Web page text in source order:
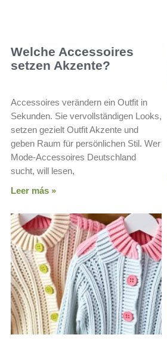
Welche Accessoires
setzen Akzente?
Accessoires verändern ein Outfit in
Sekunden. Sie vervollständigen Looks,
setzen gezielt Outfit Akzente und
geben Raum für persönlichen Stil. Wer
Mode-Accessoires Deutschland
sucht, will lesen,
Leer más »